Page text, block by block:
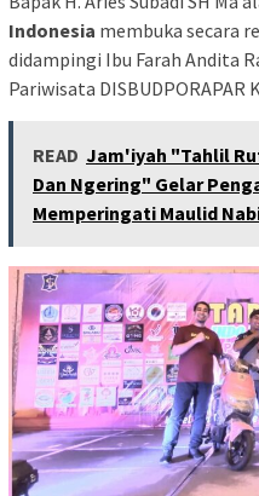
Indonesia membuka secara
didampingi Ibu Farah Andita
Pariwisata DISBUDPORAPAR
READ Jam'iyah "Tahlil
Dan Ngering" Gelar
Memperingati Maulid